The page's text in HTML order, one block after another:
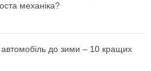
механіка?
автомобіль до зими – 10 кращих